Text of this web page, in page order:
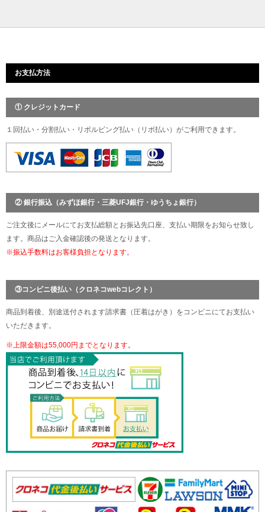
お支払方法
① クレジットカード
１回払い・分割払い・リボルビング払い（リボ払い）がご利用できます。
② 銀行振込（みずほ銀行・三菱UFJ銀行・ゆうちょ銀行）
ご注文後にメールにてお支払総額とお振込先口座、支払い期限をお知らせ致し
ます。商品はご入金確認後の発送となります。
※振込手数料はお客様負担となります。
③コンビニ後払い（クロネコwebコレクト）
商品到着後、別途送付されます請求書（圧着はがき）をコンビニにてお支払い
いただきます。
※上限金額は55,000円までとなります。